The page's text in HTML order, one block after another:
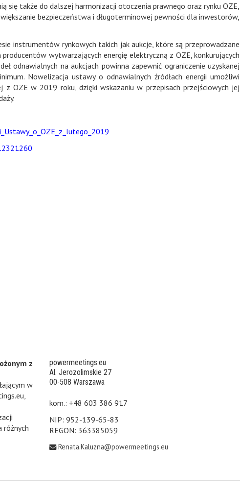
się także do dalszej harmonizacji otoczenia prawnego oraz rynku OZE,
bezpieczeństwa i długoterminowej pewności dla inwestorów,
instrumentów rynkowych takich jak aukcje, które są przeprowadzane
wytwarzających energię elektryczną z OZE, konkurujących
odnawialnych na aukcjach powinna zapewnić ograniczenie uzyskanej
Nowelizacja ustawy o odnawialnych źródłach energii umożliwi
z OZE w 2019 roku, dzięki wskazaniu w przepisach przejściowych jej
z
w
różnych
powermeetings.eu
Al. Jerozolimskie 27
00-508 Warszawa
kom.: +48 603 386 917
NIP: 952-139-65-83
REGON: 363385059
Renata.Kaluzna@powermeetings.eu